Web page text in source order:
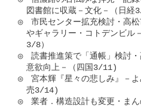
図書館に収蔵－文化－（日経
◎　市民センター拡充検討・高
やギャラリー・コトデンビル
3/8）
◎　読書推進策で「通帳」検討
意欲向上－（四国3/11)
◎　宮本輝『星々の悲しみ』－
売3/14)
◎　業者．構造設計も変更・ま